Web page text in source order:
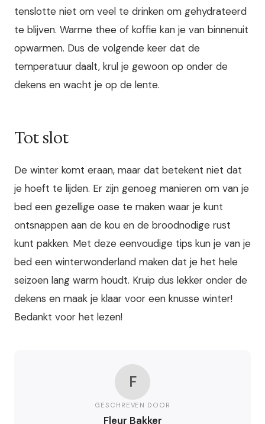
tenslotte niet om veel te drinken om gehydrateerd
te blijven. Warme thee of koffie kan je van binnenuit
opwarmen. Dus de volgende keer dat de
temperatuur daalt, krul je gewoon op onder de
dekens en wacht je op de lente.
Tot slot
De winter komt eraan, maar dat betekent niet dat
je hoeft te lijden. Er zijn genoeg manieren om van je
bed een gezellige oase te maken waar je kunt
ontsnappen aan de kou en de broodnodige rust
kunt pakken. Met deze eenvoudige tips kun je van je
bed een winterwonderland maken dat je het hele
seizoen lang warm houdt. Kruip dus lekker onder de
dekens en maak je klaar voor een knusse winter!
Bedankt voor het lezen!
F
GESCHREVEN DOOR
Fleur Bakker